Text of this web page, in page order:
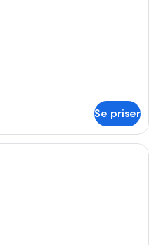
Se priser
hotellrum med en stor säng, ett